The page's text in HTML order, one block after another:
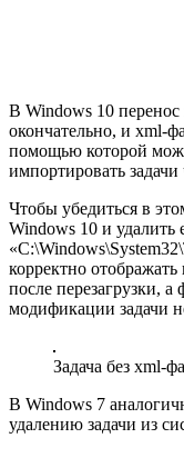
В Windows 10 перенос
окончательно, и xml-
помощью которой
импортировать
Чтобы убедиться в
Windows 10 и удалить
корректно
после перезагрузки,
модификации задачи
Задача без xml-
В Windows 7
удалению задачи из